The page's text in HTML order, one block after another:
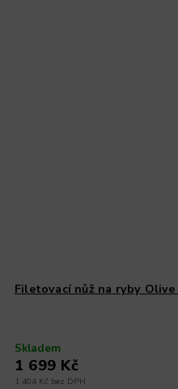
Filetovací nůž na ryby Olive
Skladem
1 404 Kč bez DPH
1 699 Kč